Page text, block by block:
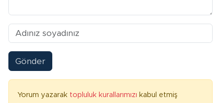
Gönder
Yorum yazarak topluluk kurallarımızı kabul etmiş